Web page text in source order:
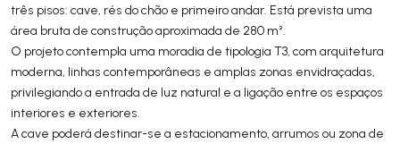
três pisos: cave, rés do chão e primeiro andar. Está prevista uma
área bruta de construção aproximada de 280 m².
O projeto contempla uma moradia de tipologia T3, com arquitetura
moderna, linhas contemporâneas e amplas zonas envidraçadas,
privilegiando a entrada de luz natural e a ligação entre os espaços
interiores e exteriores.
A cave poderá destinar-se a estacionamento, arrumos ou zona de